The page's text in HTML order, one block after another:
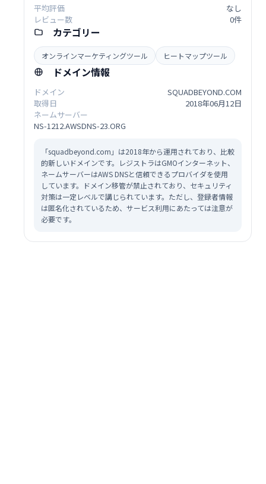
平均評価
なし
レビュー数
0件
カテゴリー
オンラインマーケティングツール ヒートマップツール
ドメイン情報
ドメイン
SQUADBEYOND.COM
取得日
2018年06月12日
ネームサーバー
NS-1212.AWSDNS-23.ORG
「squadbeyond.com」は2018年から運用されており、比較
的新しいドメインです。レジストラはGMOインターネット、
ネームサーバーはAWS DNSと信頼できるプロバイダを使用
しています。ドメイン移管が禁止されており、セキュリティ
対策は一定レベルで講じられています。ただし、登録者情報
は匿名化されているため、サービス利用にあたっては注意が
必要です。